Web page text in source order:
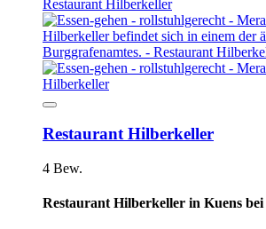
Restaurant Hilberkeller
4 Bew.
Restaurant Hilberkeller in Kuens